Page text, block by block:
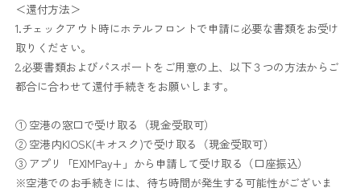
＜還付方法＞
1.チェックアウト時にホテルフロントで申請に必要な書類をお受け
取りください。
2.必要書類およびパスポートをご用意の上、以下３つの方法からご
都合に合わせて還付手続きをお願いします。
① 空港の窓口で受け取る（現金受取可）
② 空港内KIOSK(キオスク)で受け取る（現金受取可）
③ アプリ「EXIMPay+」から申請して受け取る（口座振込）
※空港でのお手続きには、待ち時間が発生する可能性がございま